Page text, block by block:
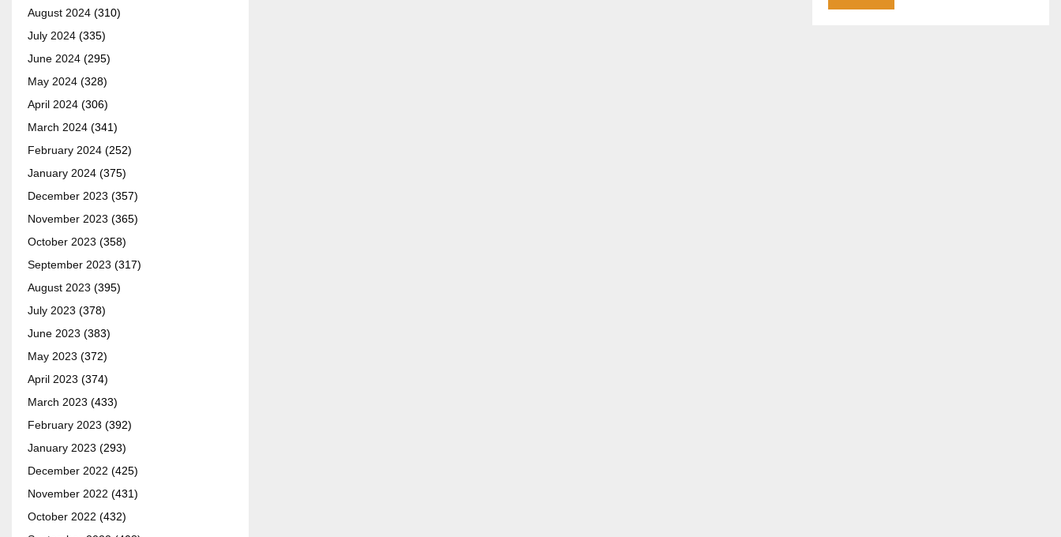
August 2024 (310)
July 2024 (335)
June 2024 (295)
May 2024 (328)
April 2024 (306)
March 2024 (341)
February 2024 (252)
January 2024 (375)
December 2023 (357)
November 2023 (365)
October 2023 (358)
September 2023 (317)
August 2023 (395)
July 2023 (378)
June 2023 (383)
May 2023 (372)
April 2023 (374)
March 2023 (433)
February 2023 (392)
January 2023 (293)
December 2022 (425)
November 2022 (431)
October 2022 (432)